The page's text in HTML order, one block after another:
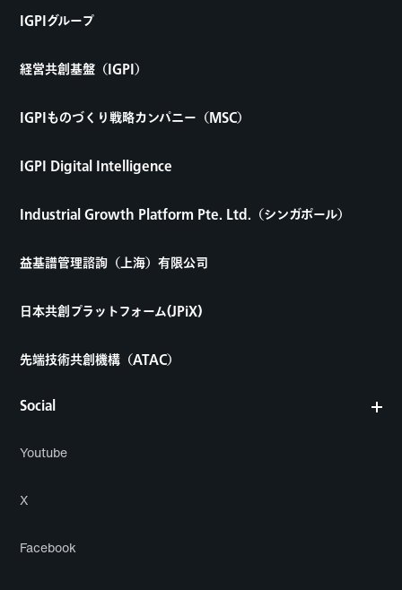
Social
Youtube
X
Facebook
IGPIグループ
経営共創基盤（IGPI）
IGPIものづくり戦略カンパニー（MSC）
IGPI Digital Intelligence
Industrial Growth Platform Pte. Ltd.（シンガポール）
益基譜管理諮詢（上海）有限公司
日本共創プラットフォーム(JPiX)
先端技術共創機構（ATAC）